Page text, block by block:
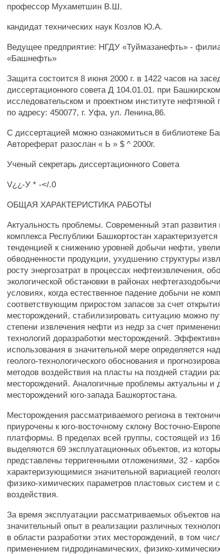
профессор Мухаметшин В.Ш.
кандидат технических наук Козлов Ю.А.
Ведущее предприятие: НГДУ «Туймазанефть» -
«Башнефть»
Защита состоится 8 июня 2000 г. в 1422 часов на
диссертационного совета Д 104.01.01. при
исследовательском и проектном институте
по адресу: 450077, г. Уфа, ул. Ленина,86.
С диссертацией можно ознакомиться в библиотеке
Автореферат разослан « Ь » $ ^ 2000г.
Ученый секретарь диссертационного Совета
V¿¿-У * -</.0
ОБЩАЯ ХАРАКТЕРИСТИКА РАБОТЫ
Актуальность проблемы. Современный этап развития
комплекса Республики Башкортостан
тенденцией к снижению уровней добычи нефти,
обводненности продукции, ухудшению структуры
росту энергозатрат в процессах нефтеизвлечения,
экологической обстановки в районах
условиях, когда естественное падение добычи не
соответствующим приростом запасов за счет
месторождений, стабилизировать ситуацию можно
степени извлечения нефти из недр за счет
технологий доразработки месторождений.
использования в значительной мере определяется
геолого-технологического обоснования и
методов воздействия на пласты на поздней стадии
месторождений. Аналогичные проблемы актуальны и
месторождений юго-запада Башкортостана.
Месторождения рассматриваемого региона в
приурочены к юго-восточному склону Восточно-
платформы. В пределах всей группы, состоящей из
выделяются 69 эксплуатационных объектов, из
представлены терригенными отложениями, 32 -
характеризующимися значительной вариацией
физико-химических параметров пластовых систем и
воздействия.
За время эксплуатации рассматриваемых объектов
значительный опыт в реализации различных
в области разработки этих месторождений, в том
применением гидродинамических, физико-